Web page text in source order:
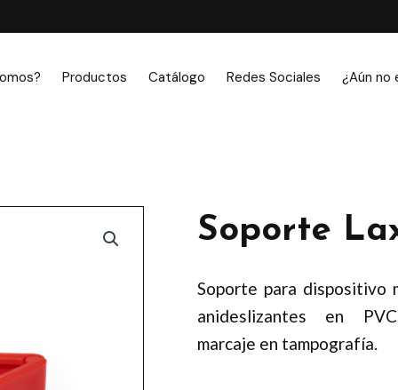
Productos Catálogo Redes Sociales ¿Aún no
Soporte
Soporte para dispositivo
anideslizantes en
marcaje en tampografía.